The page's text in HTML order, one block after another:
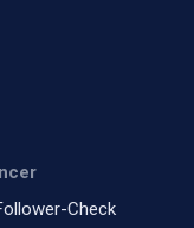
Check